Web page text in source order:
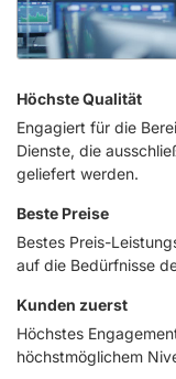
Höchste Qualität
Engagiert für die
Dienste, die
geliefert werden.
Beste Preise
Bestes Preis-
auf die Bedürfnisse
Kunden zuerst
Höchstes
höchstmöglichem